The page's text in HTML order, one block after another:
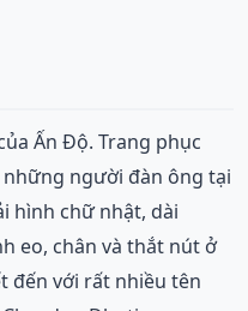
Ấn Độ. Trang phục
người đàn ông tại
hình chữ nhật, dài
eo, chân và thắt nút ở
đến với rất nhiều tên